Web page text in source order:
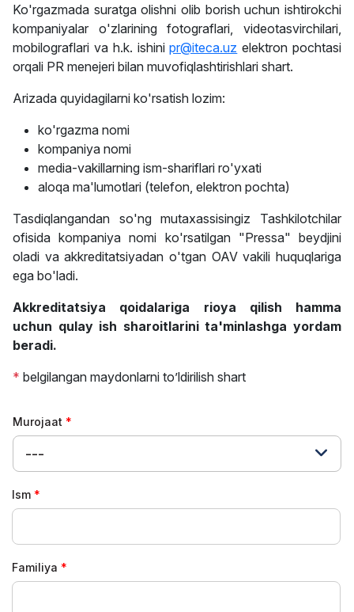
Ko'rgazmada suratga olishni olib borish uchun ishtirokchi
kompaniyalar o'zlarining fotograflari, videotasvirchilari,
mobilograflari va h.k. ishinipr@iteca.uz elektron pochtasi
orqali PR menejeri bilan muvofiqlashtirishlari shart.
Arizada quyidagilarni ko'rsatish lozim:
ko'rgazma nomi
kompaniya nomi
media-vakillarning ism-shariflari ro'yxati
aloqa ma'lumotlari (telefon, elektron pochta)
Tasdiqlangandan so'ng mutaxassisingiz Tashkilotchilar
ofisida kompaniya nomi ko'rsatilgan "Pressa" beydjini
oladi va akkreditatsiyadan o'tgan OAV vakili huquqlariga
ega bo'ladi.
Akkreditatsiya qoidalariga rioya qilish hamma
uchun qulay ish sharoitlarini ta'minlashga yordam
beradi.
* belgilangan maydonlarni to’ldirilish shart
Murojaat
---
Ism
Familiya